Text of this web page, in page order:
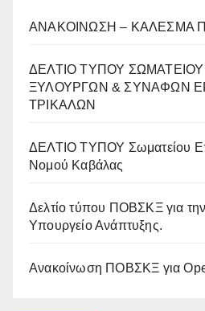
ΑΝΑΚΟΙΝΩΣΗ – ΚΑΛΕΣΜΑ
ΔΕΛΤΙΟ ΤΥΠΟΥ
ΞΥΛΟΥΡΓΩΝ & ΣΥΝΑΦΩΝ
ΤΡΙΚΑΛΩΝ
ΔΕΛΤΙΟ ΤΥΠΟΥ Σωματείου
Νομού Καβάλας
Δελτίο τύπου ΠΟΒΣΚΞ για
Υπουργείο Ανάπτυξης.
Ανακοίνωση ΠΟΒΣΚΞ για